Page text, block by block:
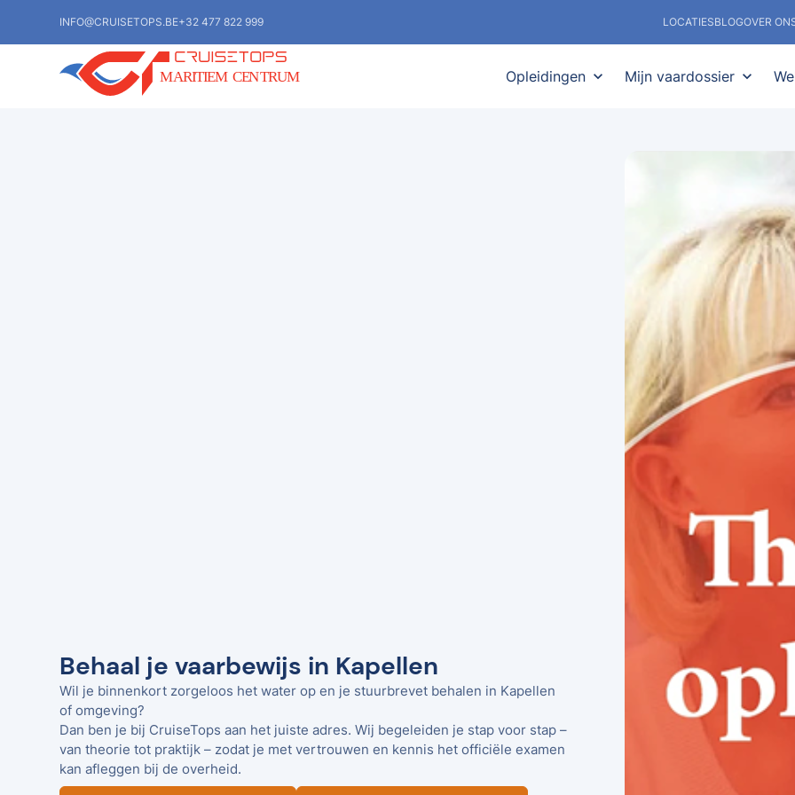
INFO@CRUISETOPS.BE+32 477 822 999 LOCATIESBLOGOVER
Opleidingen expand_more Mijn vaardossier expand_more
Behaal je vaarbewijs in Kapellen
Wil je binnenkort zorgeloos het water op en je stuurbrevet behalen in Kapellen
of omgeving?
Dan ben je bij CruiseTops aan het juiste adres. Wij begeleiden je stap voor stap –
van theorie tot praktijk – zodat je met vertrouwen en kennis het officiële examen
kan afleggen bij de overheid.